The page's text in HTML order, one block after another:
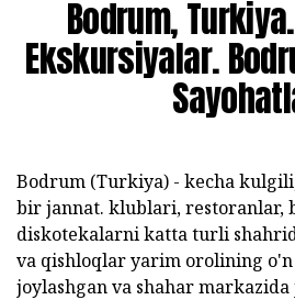
Bodrum,
Ekskursiyalar.
Bodrum (Turkiya) - kecha
bir jannat. klublari, restoranlar,
diskotekalarni katta turli
va qishloqlar yarim orolining
joylashgan va shahar